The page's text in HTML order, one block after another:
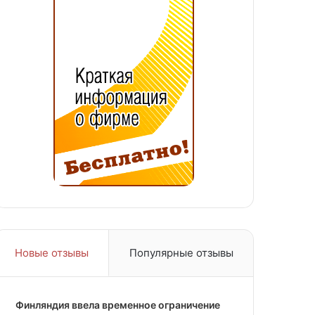
Новые отзывы Популярные отзывы
Финляндия ввела временное ограничение